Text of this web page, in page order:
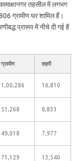
तहसील में लगभग
ग्रामीण घर शामिल हैं।
प्रारूप में नीचे दी गई है
ग्रामीण शहरी
1,00,286 16,810
51,268 8,833
49,018 7,977
71,129 13,540